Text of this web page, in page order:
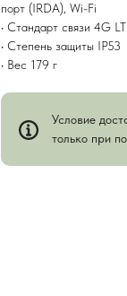
порт (IRDA), Wi-Fi
• Стандарт связи 4G
• Степень защиты IP53
• Вес 179 г
Условие
только при